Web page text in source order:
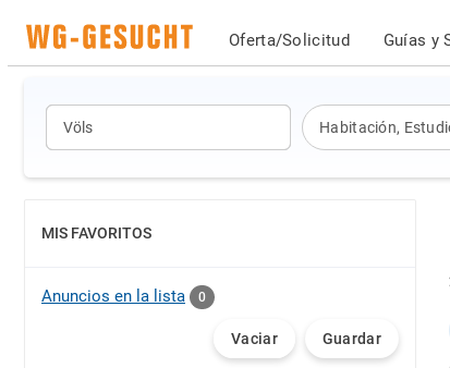
Oferta/Solicitud Guías y
Habitación,
MIS FAVORITOS
MOSTRAR
Anuncios en la lista 0
Vaciar Guardar